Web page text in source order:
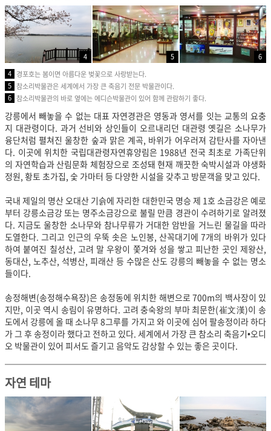
4 5
6
4 경포호는 봄이면 아름다운 벚꽃으로 사랑받는다.
5 참소리박물관은 세계에서 가장 큰 축음기 전문 박물관이다.
6 참소리박물관의 바로 옆에는 에디슨박물관이 있어 함께 관람하기 좋다.
강릉에서 빼놓을 수 없는 대표 자연경관은 영동과 영서를 잇는 교통의 요충
지 대관령이다. 과거 선비와 상인들이 오르내리던 대관령 옛길은 소나무가
융단처럼 펼쳐진 울창한 숲과 맑은 계곡, 바위가 어우러져 감탄사를 자아낸
다. 이곳에 위치한 국립대관령자연휴양림은 1988년 전국 최초로 가족단위
의 자연학습과 산림문화 체험장으로 조성돼 현재 깨끗한 숙박시설과 야생화
정원, 황토 초가집, 숯 가마터 등 다양한 시설을 갖추고 방문객을 맞고 있다.
국내 제일의 명산 오대산 기슭에 자리한 대한민국 명승 제 1호 소금강은 예로
부터 강릉소금강 또는 명주소금강으로 불릴 만큼 경관이 수려하기로 알려졌
다. 지금도 울창한 소나무와 참나무류가 거대한 암반을 거느린 물길을 따라
도열한다. 그리고 인근의 우뚝 솟은 노인봉, 산꼭대기에 7개의 바위가 있다
하여 붙여진 칠성산, 고려 말 우왕이 쫓겨와 성을 쌓고 피난한 곳인 제왕산,
동대산, 노추산, 석병산, 피래산 등 수많은 산도 강릉의 빼놓을 수 없는 명소
들이다.
송정해변(송정해수욕장)은 송정동에 위치한 해변으로 700m의 백사장이 있
지만, 이곳 역시 송림이 유명하다. 고려 충숙왕의 부마 최문한(崔文漢)이 송
도에서 강릉에 올 때 소나무 8그루를 가지고 와 이곳에 심어 팔송정이라 하다
가 그 후 송정이라 했다고 전하고 있다. 세계에서 가장 큰 참소리 축음기•오디
오 박물관이 있어 피서도 즐기고 음악도 감상할 수 있는 좋은 곳이다.
자연 테마